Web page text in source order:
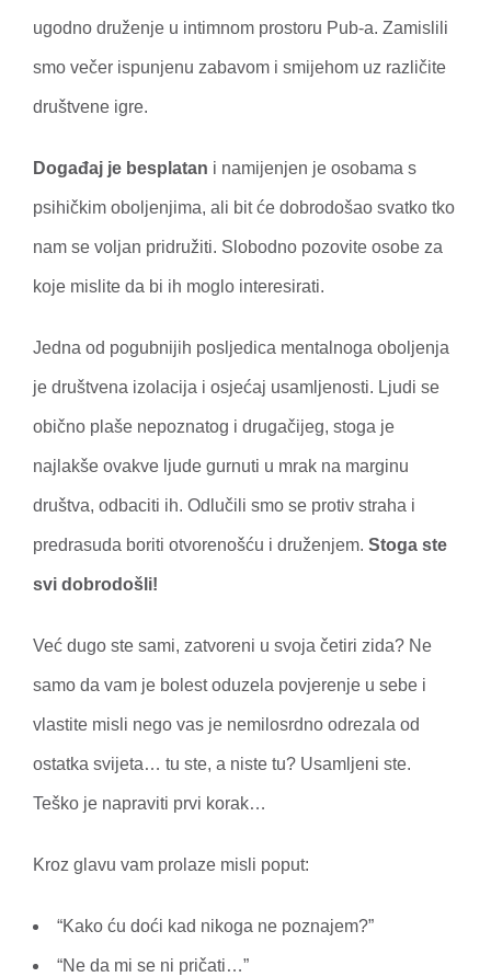
ugodno druženje u intimnom prostoru Pub-a. Zamislili
smo večer ispunjenu zabavom i smijehom uz različite
društvene igre.
Događaj je besplatan i namijenjen je osobama s
psihičkim oboljenjima, ali bit će dobrodošao svatko tko
nam se voljan pridružiti. Slobodno pozovite osobe za
koje mislite da bi ih moglo interesirati.
Jedna od pogubnijih posljedica mentalnoga oboljenja
je društvena izolacija i osjećaj usamljenosti. Ljudi se
obično plaše nepoznatog i drugačijeg, stoga je
najlakše ovakve ljude gurnuti u mrak na marginu
društva, odbaciti ih. Odlučili smo se protiv straha i
predrasuda boriti otvorenošću i druženjem. Stoga ste
svi dobrodošli!
Već dugo ste sami, zatvoreni u svoja četiri zida? Ne
samo da vam je bolest oduzela povjerenje u sebe i
vlastite misli nego vas je nemilosrdno odrezala od
ostatka svijeta… tu ste, a niste tu? Usamljeni ste.
Teško je napraviti prvi korak…
Kroz glavu vam prolaze misli poput:
“Kako ću doći kad nikoga ne poznajem?”
“Ne da mi se ni pričati…”